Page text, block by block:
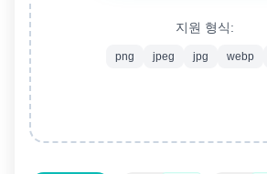
지원 형식:
png jpeg jpg webp